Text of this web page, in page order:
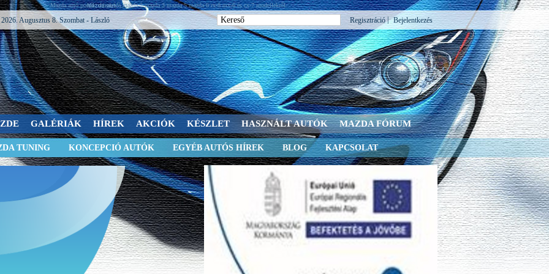
Mazda autó portál: minden a mazda 2 mazda 3 mazda 5 mazda 6 rx-8 mx-6 és cx-7 modellekről.
2026. Augusztus 8. Szombat - László Bejelentkezés
|
Regisztráció
GALÉRIÁK HÍREK AKCIÓK KÉSZLET HASZNÁLT AUTÓK MAZDA FÓRUM
TUNING KONCEPCIÓ AUTÓK EGYÉB AUTÓS HÍREK BLOG KAPCSOLAT